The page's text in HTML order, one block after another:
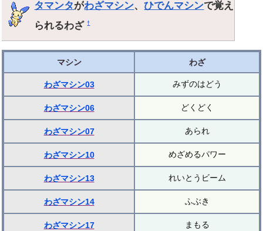
タマンタがわざマシン、ひでんマシンで覚え
られるわざ†
マシン わざ
わざマシン03 みずのはどう
わざマシン06 どくどく
わざマシン07 あられ
わざマシン10 めざめるパワー
わざマシン13 れいとうビーム
わざマシン14 ふぶき
わざマシン17 まもる